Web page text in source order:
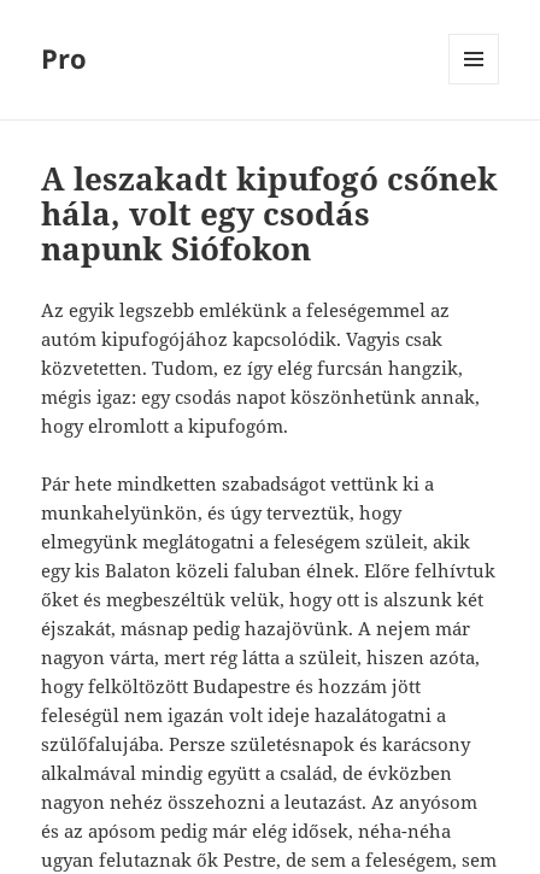
Pro
A leszakadt kipufogó csőnek
hála, volt egy csodás
napunk Siófokon
Az egyik legszebb emlékünk a feleségemmel az
autóm kipufogójához kapcsolódik. Vagyis csak
közvetetten. Tudom, ez így elég furcsán hangzik,
mégis igaz: egy csodás napot köszönhetünk annak,
hogy elromlott a kipufogóm.
Pár hete mindketten szabadságot vettünk ki a
munkahelyünkön, és úgy terveztük, hogy
elmegyünk meglátogatni a feleségem szüleit, akik
egy kis Balaton közeli faluban élnek. Előre felhívtuk
őket és megbeszéltük velük, hogy ott is alszunk két
éjszakát, másnap pedig hazajövünk. A nejem már
nagyon várta, mert rég látta a szüleit, hiszen azóta,
hogy felköltözött Budapestre és hozzám jött
feleségül nem igazán volt ideje hazalátogatni a
szülőfalujába. Persze születésnapok és karácsony
alkalmával mindig együtt a család, de évközben
nagyon nehéz összehozni a leutazást. Az anyósom
és az apósom pedig már elég idősek, néha-néha
ugyan felutaznak ők Pestre, de sem a feleségem, sem